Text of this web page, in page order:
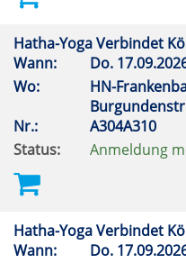
Hatha-Yoga Verbindet
Wann:
Do.
Wo:
HN-
Nr.:
A304A310
Status:
Anmeldung
Hatha-Yoga Verbindet
Wann:
Do.